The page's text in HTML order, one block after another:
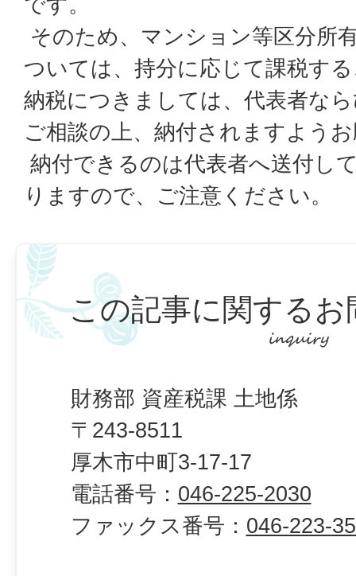
そのため、マンション等区分所
ついては、持分に応じて課税す
納税につきましては、代表者な
ご相談の上、納付されますよう
納付できるのは代表者へ送付し
りますので、ご注意ください。
この記事に関するお
財務部 資産税課 土地係
〒243-8511
厚木市中町3-17-17
電話番号： 046-225-2030
ファックス番号： 046-223-